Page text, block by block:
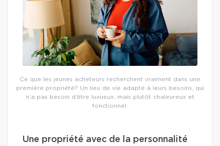
Ce que les jeunes acheteurs recherchent vraiment dans une
première propriété? Un lieu de vie adapté à leurs besoins, qui
n’a pas besoin d’être luxueux, mais plutôt chaleureux et
fonctionnel.
Une propriété avec de la personnalité